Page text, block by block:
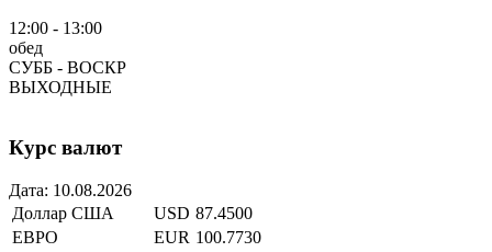
12:00 - 13:00
обед
СУББ - ВОСКР
ВЫХОДНЫЕ
Курс валют
Дата: 10.08.2026
Доллар США
USD 87.4500
ЕВРО
EUR 100.7730